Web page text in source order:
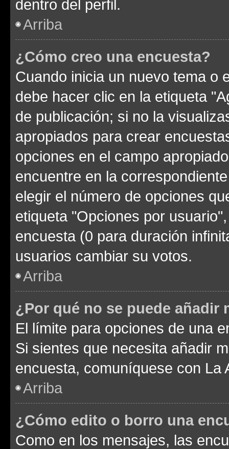
dentro del perfil.
Arriba
¿Cómo creo una encuesta?
Cuando inicia un nuevo tema o
debe hacer clic en la etiqueta
de publicación; si no la
apropiados para crear
opciones en el campo
encuentre en la
elegir el número de opciones
etiqueta "Opciones por
encuesta (0 para duración
usuarios cambiar su votos.
Arriba
¿Por qué no se puede añadir
El límite para opciones de una
Si sientes que necesita añadir
encuesta, comuníquese con La
Arriba
¿Cómo edito o borro una
Como en los mensajes, las